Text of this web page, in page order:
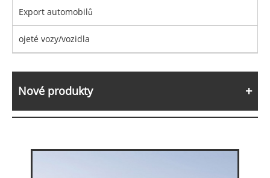
Export automobilů
ojeté vozy/vozidla
Nové produkty